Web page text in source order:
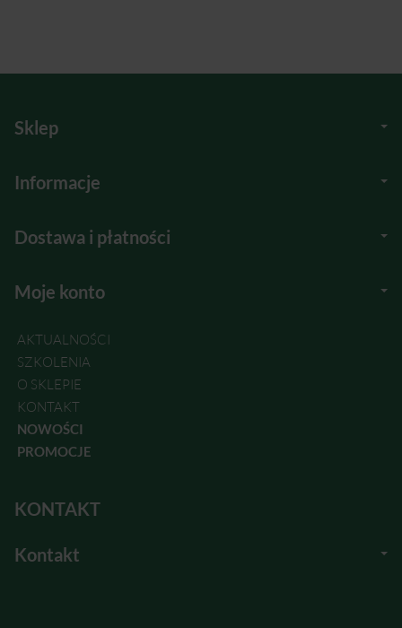
Sklep
Informacje
Dostawa i płatności
Moje konto
AKTUALNOŚCI
SZKOLENIA
O SKLEPIE
KONTAKT
NOWOŚCI
PROMOCJE
KONTAKT
Kontakt